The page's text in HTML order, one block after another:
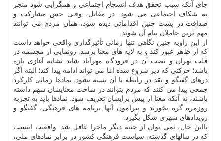
جای آنکه سبب تحقق هدف انسجام اجتماعی و همگرایی شود منجر
به شکاف اجتماعی می شود. در مقابل، وقتی حس مشارکت و
صداقت در پشت چنین اقداماتی دیده شود، همان مردم می توانند
مهم ترین حاملان پیام آن شوند.
از این زاویه چنین نگاهی تنها زمانی تأثیرگذاری واقعی خواهد داشت
که از ظاهر عبور کند و به لایه های معنا برسد. رونمایی از مجسمه در
قلب تهران و نصب آن در فرودگاه مهرآباد شاید نشانه آغازی تازه
باشد؛ حرکتی که دیر شروع شده اما می تواند ادامه پیدا کند؛ البته اگر
درهای گفتگو و نقد در رابطه با آن بسته نشود. نمادها زمانی کارکرد
جمعی پیدا می کنند که مردم بتوانند در ساخت معنایشان سهم داشته
باشند، نه آنکه معنا از پیش برایشان تعریف شود. نمادها باید به تجربه
روزمره گره بخورند و پیرامون آنها برنامه های فرهنگی، گفتگو و
رویدادهای شهری شکل بگیرد.
بااین حال، نمی توان از جنبه دیگر ماجرا غافل شد. واقعیت اینست
که در سالهای گذشته، سیاست فرهنگی کشور در برابر نمادهای ملی،